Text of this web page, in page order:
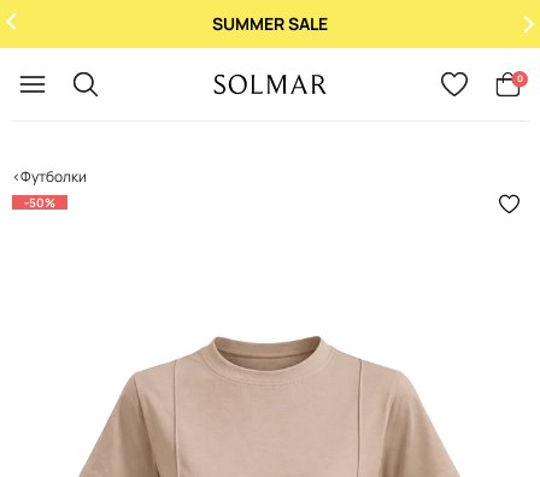
При купівлі 2 ароматів - 3-й у
0
Футболки
-50%